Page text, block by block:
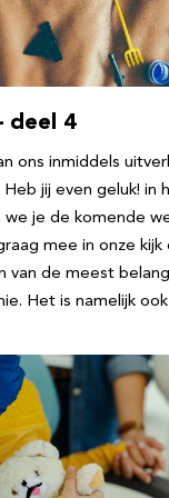
deel 4
ons inmiddels
jij even geluk! in
we je de komende
mee in onze
van de meest
Het is namelijk